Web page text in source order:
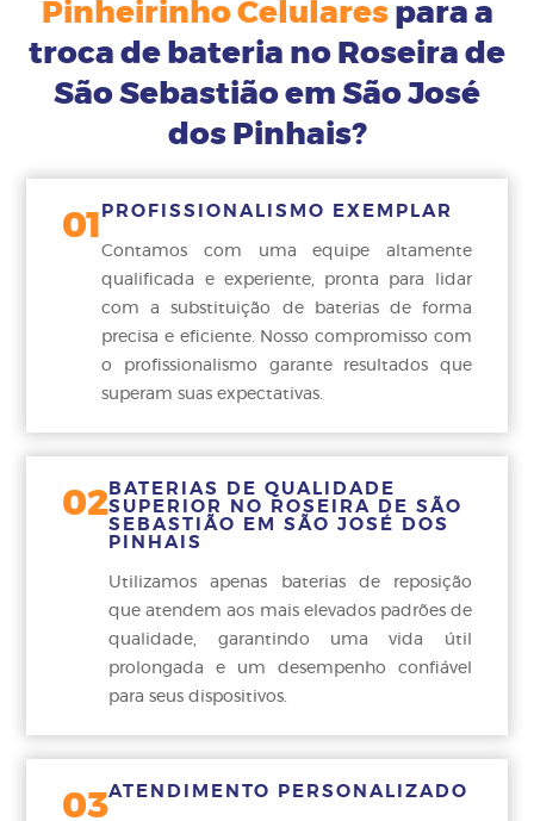
Pinheirinho Celularespara a
troca de bateria no Roseira de
São Sebastião em São José
dos Pinhais?
01 PROFISSIONALISMO EXEMPLAR
Contamos com uma equipe altamente
qualificada e experiente, pronta para lidar
com a substituição de baterias de forma
precisa e eficiente. Nosso compromisso com
o profissionalismo garante resultados que
superam suas expectativas.
02BATERIAS DE QUALIDADE
SUPERIOR NO ROSEIRA DE SÃO
SEBASTIÃO EM SÃO JOSÉ DOS
PINHAIS
Utilizamos apenas baterias de reposição
que atendem aos mais elevados padrões de
qualidade, garantindo uma vida útil
prolongada e um desempenho confiável
para seus dispositivos.
03ATENDIMENTO PERSONALIZADO